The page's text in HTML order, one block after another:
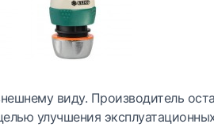
виду. Производитель
улучшения